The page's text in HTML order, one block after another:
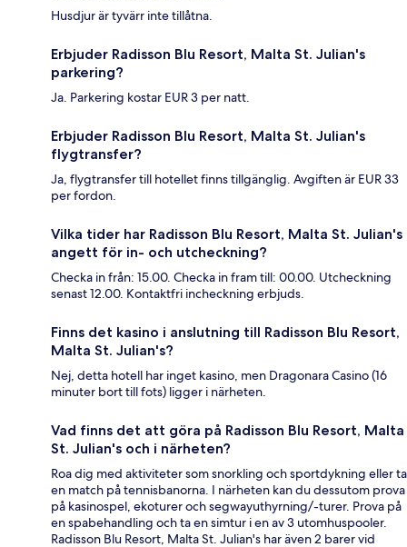
Husdjur är tyvärr inte tillåtna.
Erbjuder Radisson Blu Resort, Malta St. Julian's
parkering?
Ja. Parkering kostar EUR 3 per natt.
Erbjuder Radisson Blu Resort, Malta St. Julian's
flygtransfer?
Ja, flygtransfer till hotellet finns tillgänglig. Avgiften är EUR 33
per fordon.
Vilka tider har Radisson Blu Resort, Malta St. Julian's
angett för in- och utcheckning?
Checka in från: 15.00. Checka in fram till: 00.00. Utcheckning
senast 12.00. Kontaktfri incheckning erbjuds.
Finns det kasino i anslutning till Radisson Blu Resort,
Malta St. Julian's?
Nej, detta hotell har inget kasino, men Dragonara Casino (16
minuter bort till fots) ligger i närheten.
Vad finns det att göra på Radisson Blu Resort, Malta
St. Julian's och i närheten?
Roa dig med aktiviteter som snorkling och sportdykning eller ta
en match på tennisbanorna. I närheten kan du dessutom prova
på kasinospel, ekoturer och segwayuthyrning/-turer. Prova på
en spabehandling och ta en simtur i en av 3 utomhuspooler.
Radisson Blu Resort, Malta St. Julian's har även 2 barer vid